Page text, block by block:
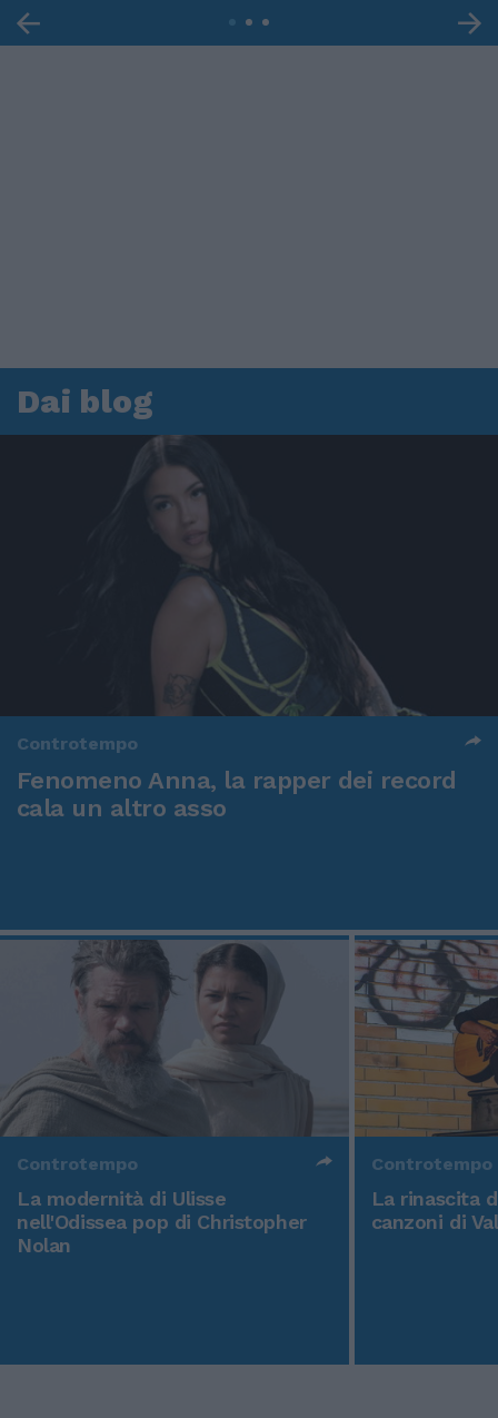
Dai blog
Controtempo
Fenomeno Anna, la rapper dei record
cala un altro asso
Controtempo
La modernità di Ulisse
nell'Odissea pop di Christopher
Nolan
Controtempo
La rinascita
canzoni di